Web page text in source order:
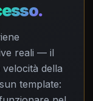
reali — il
della
template: